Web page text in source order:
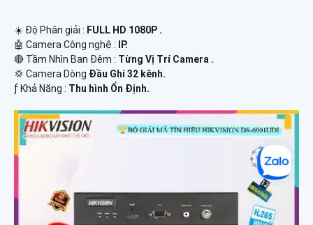
☀️ Độ Phân giải : FULL HD 1080P .
🤖️ Camera Công nghệ :
IP.
🔴 Tầm Nhìn Ban Đêm : Từng Vị Trí Camera .
💢 Camera Dòng Đầu Ghi 32 kênh.
️ƒ Khả Năng : Thu hình Ổn Định.